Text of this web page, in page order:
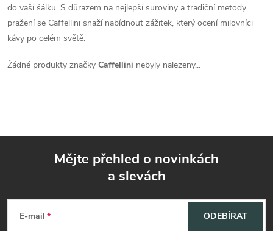
do vaší šálku. S důrazem na nejlepší suroviny a tradiční metody
pražení se Caffellini snaží nabídnout zážitek, který ocení milovníci
kávy po celém světě.
Žádné produkty značky Caffellini nebyly nalezeny...
Mějte přehled o novinkách
a slevách
E-mail ODEBÍRAT